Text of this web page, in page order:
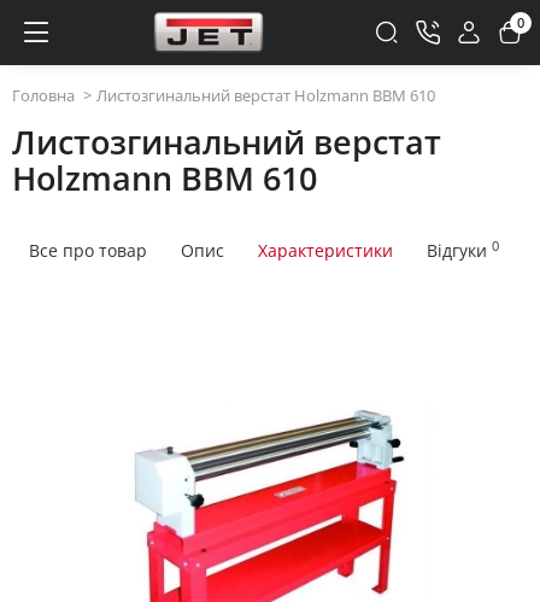
0
Головна Листозгинальний верстат Holzmann BBM 610
Листозгинальний верстат
Holzmann BBM 610
Все про товар Опис Характеристики Відгуки 0